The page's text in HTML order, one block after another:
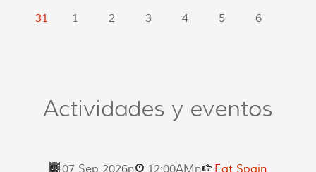
31
1 2 3 4 5 6
Actividades y eventos